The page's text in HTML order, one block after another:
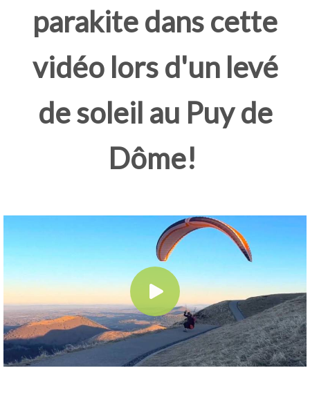
parakite dans cette
vidéo lors d'un levé
de soleil au Puy de
Dôme!